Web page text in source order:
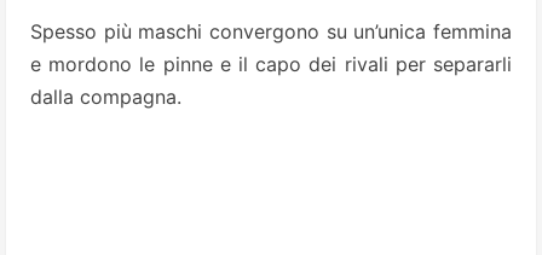
Spesso più maschi convergono su un’unica femmina
e mordono le pinne e il capo dei rivali per separarli
dalla compagna.